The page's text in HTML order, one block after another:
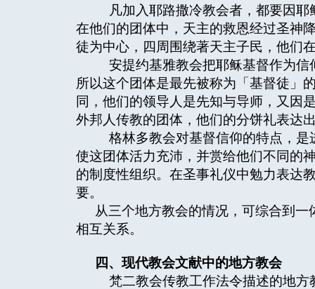
凡加入耶路撒冷教会者，都要因耶
在他们的团体中，天主的救恩经过圣神
徒为中心，四周围绕著天主子民，他们
安提约基雅教会把耶稣基督作为信
所以这个团体是最先被称为「基督徒」
同，他们的领导人是先知与导师，又因
外邦人传教的团体，他们的分饼礼表达
格林多教会对基督信仰的特点，是
使这团体活力充沛，并赏给他们不同的
的制度性组织。在圣事礼仪中勉力表达
要。
从三个地方教会的情况，可综合到
相互关系。
四、现代教会文献中的地方教会
梵二教会传教工作法令描述的地方